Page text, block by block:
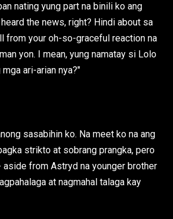
nating yung part na binili ko ang
the news, right? Hindi about sa
from your oh-so-graceful reaction na
yon. I mean, yung namatay si Lolo
ari-arian nya?"
sasabihin ko. Na meet ko na ang
strikto at sobrang prangka, pero
aside from Astryd na younger brother
at nagmahal talaga kay